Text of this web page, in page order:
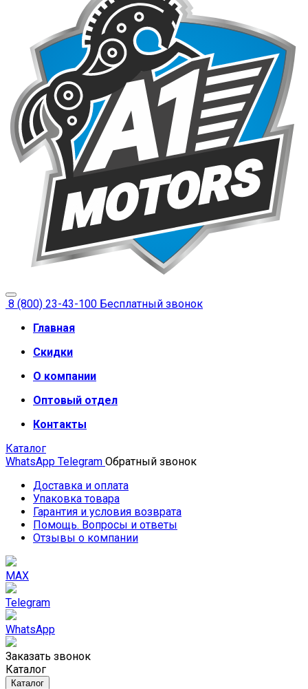
8 (800) 23-43-100 Бесплатный звонок
Главная
Скидки
О компании
Оптовый отдел
Контакты
Каталог
WhatsApp Telegram Обратный звонок
Доставка и оплата
Упаковка товара
Гарантия и условия возврата
Помощь. Вопросы и ответы
Отзывы о компании
MAX
Telegram
WhatsApp
Заказать звонок
Каталог
Каталог